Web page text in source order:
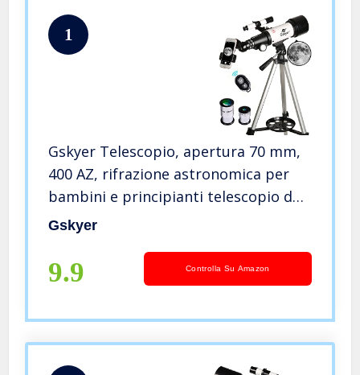
1
Gskyer Telescopio, apertura 70 mm,
400 AZ, rifrazione astronomica per
bambini e principianti telescopio da
viaggio adulto D-70400
Gskyer
9.9 Controlla Su Amazon